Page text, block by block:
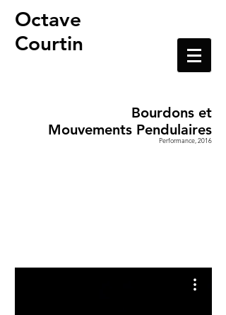
Octave
Courtin
Bourdons et
Mouvements Pendulaires
Performance, 2016